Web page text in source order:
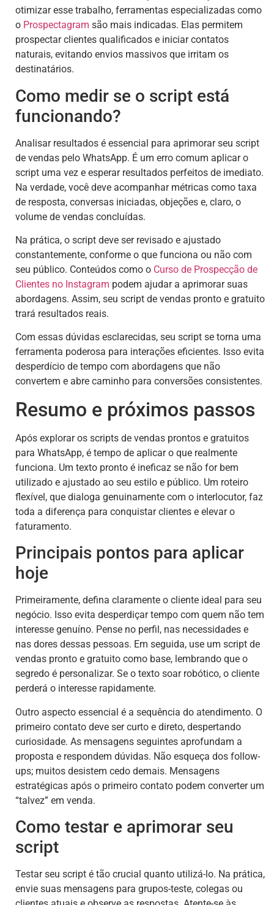
otimizar esse trabalho, ferramentas especializadas como
o Prospectagram são mais indicadas. Elas permitem
prospectar clientes qualificados e iniciar contatos
naturais, evitando envios massivos que irritam os
destinatários.
Como medir se o script está
funcionando?
Analisar resultados é essencial para aprimorar seu script
de vendas pelo WhatsApp. É um erro comum aplicar o
script uma vez e esperar resultados perfeitos de imediato.
Na verdade, você deve acompanhar métricas como taxa
de resposta, conversas iniciadas, objeções e, claro, o
volume de vendas concluídas.
Na prática, o script deve ser revisado e ajustado
constantemente, conforme o que funciona ou não com
seu público. Conteúdos como o Curso de Prospecção de
Clientes no Instagram podem ajudar a aprimorar suas
abordagens. Assim, seu script de vendas pronto e gratuito
trará resultados reais.
Com essas dúvidas esclarecidas, seu script se torna uma
ferramenta poderosa para interações eficientes. Isso evita
desperdício de tempo com abordagens que não
convertem e abre caminho para conversões consistentes.
Resumo e próximos passos
Após explorar os scripts de vendas prontos e gratuitos
para WhatsApp, é tempo de aplicar o que realmente
funciona. Um texto pronto é ineficaz se não for bem
utilizado e ajustado ao seu estilo e público. Um roteiro
flexível, que dialoga genuinamente com o interlocutor, faz
toda a diferença para conquistar clientes e elevar o
faturamento.
Principais pontos para aplicar
hoje
Primeiramente, defina claramente o cliente ideal para seu
negócio. Isso evita desperdiçar tempo com quem não tem
interesse genuíno. Pense no perfil, nas necessidades e
nas dores dessas pessoas. Em seguida, use um script de
vendas pronto e gratuito como base, lembrando que o
segredo é personalizar. Se o texto soar robótico, o cliente
perderá o interesse rapidamente.
Outro aspecto essencial é a sequência do atendimento. O
primeiro contato deve ser curto e direto, despertando
curiosidade. As mensagens seguintes aprofundam a
proposta e respondem dúvidas. Não esqueça dos follow-
ups; muitos desistem cedo demais. Mensagens
estratégicas após o primeiro contato podem converter um
“talvez” em venda.
Como testar e aprimorar seu
script
Testar seu script é tão crucial quanto utilizá-lo. Na prática,
envie suas mensagens para grupos-teste, colegas ou